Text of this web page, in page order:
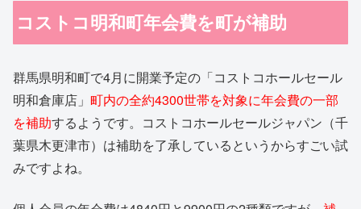
コストコ明和町年会費を町が補助
群馬県明和町で4月に開業予定の「コストコホールセール
明和倉庫店」 町内の全約4300世帯を対象に年会費の一部
を補助するようです。コストコホールセールジャパン（千
葉県木更津市）は補助を了承しているというからすごい試
みですよね。